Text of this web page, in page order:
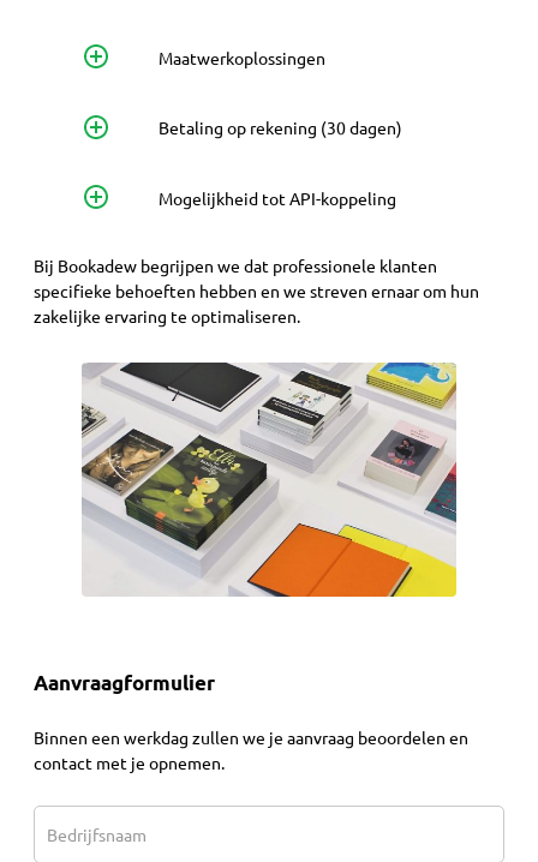
Maatwerkoplossingen
Betaling op rekening (30 dagen)
Mogelijkheid tot API-koppeling
Bij Bookadew begrijpen we dat professionele klanten
specifieke behoeften hebben en we streven ernaar om hun
zakelijke ervaring te optimaliseren.
Aanvraagformulier
Binnen een werkdag zullen we je aanvraag beoordelen en
contact met je opnemen.
Bedrijfsnaam